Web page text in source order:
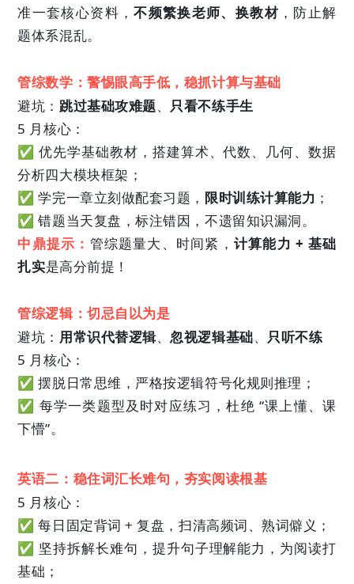
准一套核心资料，不频繁换老师、换教材，防止解
题体系混乱。
管综数学：警惕眼高手低，稳抓计算与基础
避坑： 跳过基础攻难题、 只看不练手生
5 月核心：
✅ 优先学基础教材，搭建算术、代数、几何、数据
分析四大模块框架；
✅ 学完一章立刻做配套习题， 限时训练计算能力 ；
✅ 错题当天复盘，标注错因，不遗留知识漏洞。
中鼎提示： 管综题量大、时间紧， 计算能力 + 基础
扎实是高分前提！
管综逻辑：切忌自以为是
避坑： 用常识代替逻辑、忽视逻辑基础、 只听不练
5 月核心：
✅ 摆脱日常思维，严格按逻辑符号化规则推理；
✅ 每学一类题型及时对应练习，杜绝 “课上懂、课
下懵”。
英语二：稳住词汇长难句，夯实阅读根基
5 月核心：
✅ 每日固定背词 + 复盘，扫清高频词、熟词僻义；
✅ 坚持拆解长难句，提升句子理解能力，为阅读打
基础；